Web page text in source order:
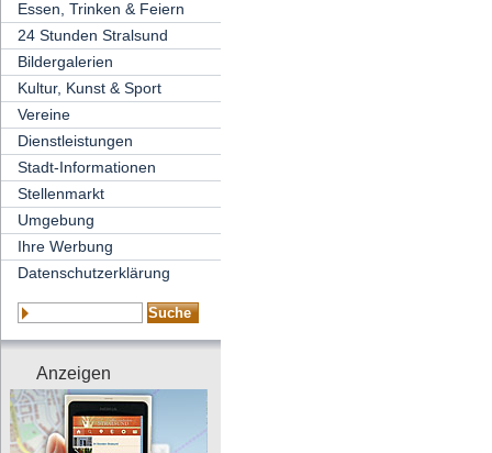
Essen, Trinken & Feiern
24 Stunden Stralsund
Bildergalerien
Kultur, Kunst & Sport
Vereine
Dienstleistungen
Stadt-Informationen
Stellenmarkt
Umgebung
Ihre Werbung
Datenschutzerklärung
Anzeigen